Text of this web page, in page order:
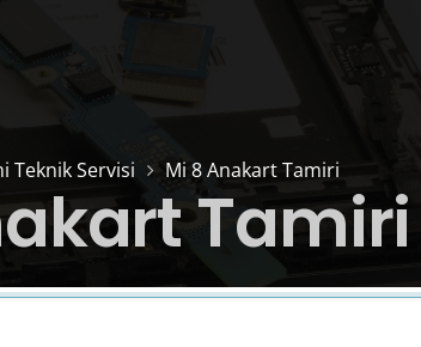
Teknik Servisi Mi 8 Anakart Tamiri
Tamiri